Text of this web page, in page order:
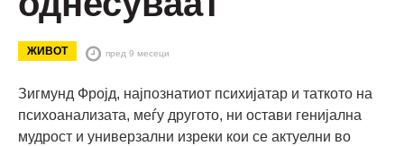
ЖИВОТ пред 9 месеци
Зигмунд Фројд, најпознатиот психијатар и таткото на
психоанализата, меѓу другото, ни остави генијална
мудрост и универзални изреки кои се актуелни во